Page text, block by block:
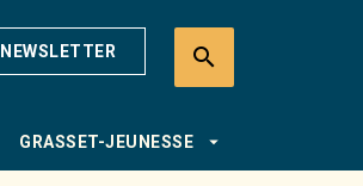
NEWSLETTER search
GRASSET-JEUNESSE arrow_drop_down